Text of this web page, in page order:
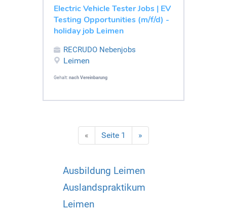
Electric Vehicle Tester Jobs | EV
Testing Opportunities (m/f/d) -
holiday job Leimen
RECRUDO Nebenjobs
Leimen
Gehalt: nach Vereinbarung
« Seite 1 »
Ausbildung Leimen
Auslandspraktikum
Leimen